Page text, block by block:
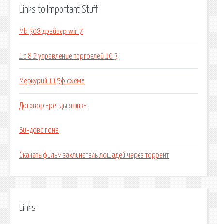
Links to Important Stuff
Mb 508 драйвер win 7
1с 8 2 управление торговлей 10 3
Меркурий 115ф схема
Договор аренды ящика
Виндовс поне
Скачать фильм заклинатель лошадей через торрент
Links